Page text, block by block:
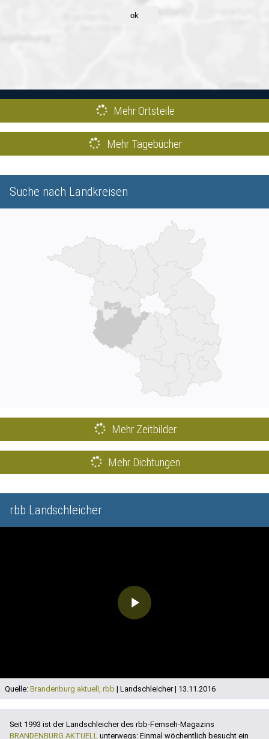
ok
Mehr Ortsteile
Mehr Tagebücher
Suche nach Landkreisen
Mehr Zeitbilder
Mehr Dichtungen
rbb Landschleicher
Play
Quelle: Brandenburg aktuell, rbb | Landschleicher | 13.11.2016
Seit 1993 ist der Landschleicher des rbb-Fernseh-Magazins
BRANDENBURG AKTUELL unterwegs: Einmal wöchentlich besucht ein